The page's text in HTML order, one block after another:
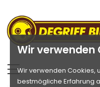
Wir verwenden
Wir verwenden Cookies,
bestmögliche Erfahrung